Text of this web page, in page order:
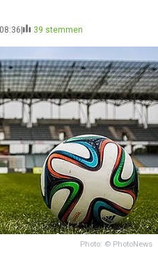
39 stemmen
Photo: © PhotoNews